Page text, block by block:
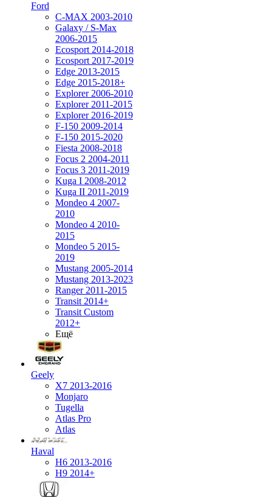
Ford
C-MAX 2003-2010
Galaxy / S-Max
2006-2015
Ecosport 2014-2018
Ecosport 2017-2019
Edge 2013-2015
Edge 2015-2018+
Explorer 2006-2010
Explorer 2011-2015
Explorer 2016-2019
F-150 2009-2014
F-150 2015-2020
Fiesta 2008-2018
Focus 2 2004-2011
Focus 3 2011-2019
Kuga I 2008-2012
Kuga II 2011-2019
Mondeo 4 2007-
2010
Mondeo 4 2010-
2015
Mondeo 5 2015-
2019
Mustang 2005-2014
Mustang 2013-2023
Ranger 2011-2015
Transit 2014+
Transit Custom
2012+
Ещё
Geely
X7 2013-2016
Monjaro
Tugella
Atlas Pro
Atlas
Haval
H6 2013-2016
H9 2014+